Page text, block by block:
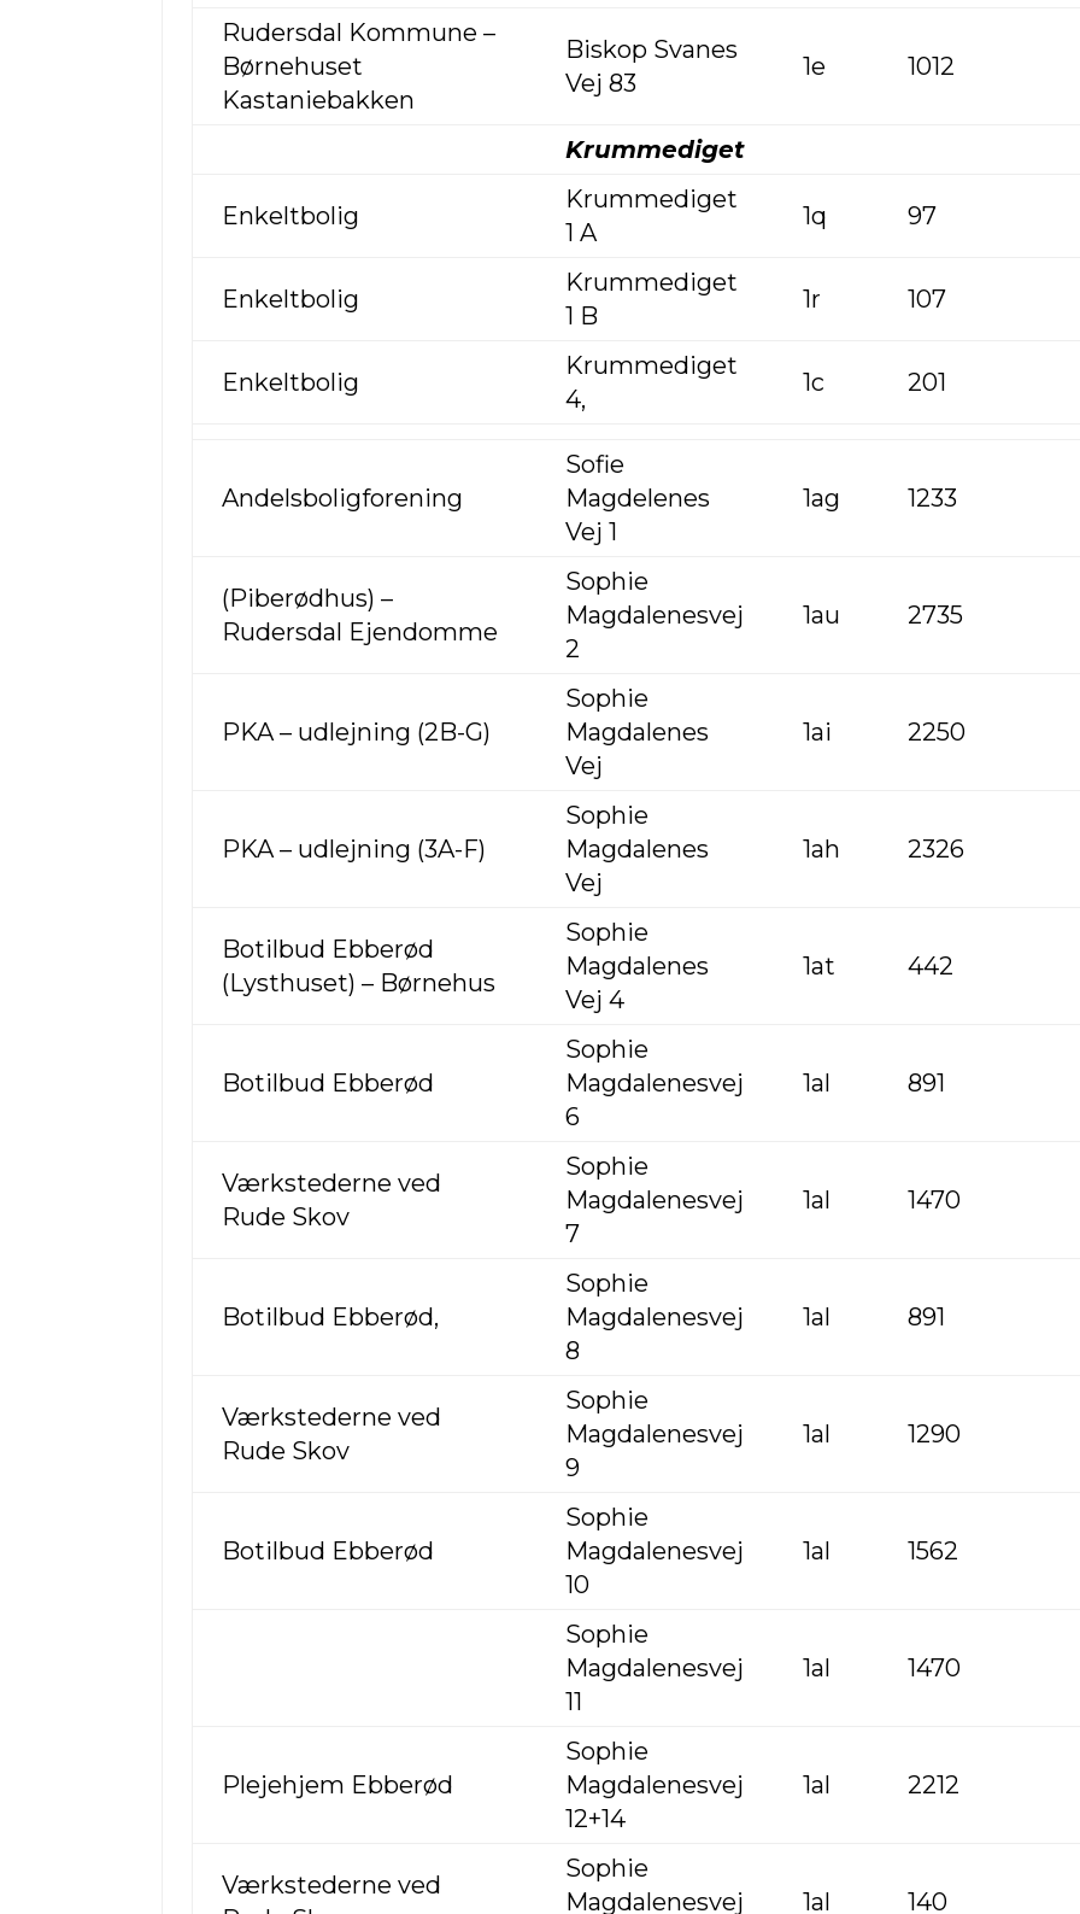
Rudersdal Kommune –
Børnehuset
Kastaniebakken
Biskop Svanes
Vej 83
1e 1012
Krummediget
Enkeltbolig
Krummediget
1 A
1q 97
Enkeltbolig
Krummediget
1 B
1r 107
Enkeltbolig
Krummediget
4,
1c 201
Andelsboligforening
Sofie
Magdelenes
Vej 1
1ag 1233
(Piberødhus) –
Rudersdal Ejendomme
Sophie
Magdalenesvej
2
1au 2735
PKA – udlejning (2B-G)
Sophie
Magdalenes
Vej
1ai 2250
PKA – udlejning (3A-F)
Sophie
Magdalenes
Vej
1ah 2326
Botilbud Ebberød
(Lysthuset) – Børnehus
Sophie
Magdalenes
Vej 4
1at 442
Botilbud Ebberød
Sophie
Magdalenesvej
6
1al 891
Værkstederne ved
Rude Skov
Sophie
Magdalenesvej
7
1al 1470
Botilbud Ebberød,
Sophie
Magdalenesvej
8
1al 891
Værkstederne ved
Rude Skov
Sophie
Magdalenesvej
9
1al 1290
Botilbud Ebberød
Sophie
Magdalenesvej
10
1al 1562
Sophie
Magdalenesvej
11
1al 1470
Plejehjem Ebberød
Sophie
Magdalenesvej
12+14
1al 2212
Værkstederne ved
Sophie
Magdalenesvej
1al 140